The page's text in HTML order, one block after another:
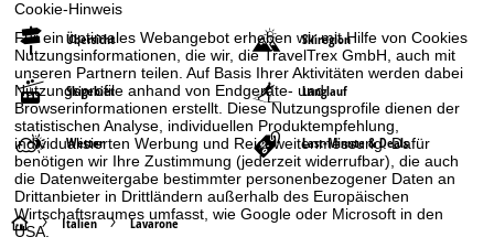
Cookie-Hinweis
Für ein optimales Webangebot erheben wir mit Hilfe von Cookies
Nutzungsinformationen, die wir, die TravelTrex GmbH, auch mit
unseren Partnern teilen. Auf Basis Ihrer Aktivitäten werden dabei
Nutzungsprofile anhand von Endgeräte- und
Browserinformationen erstellt. Diese Nutzungsprofile dienen der
statistischen Analyse, individuellen Produktempfehlung,
individualisierten Werbung und Reichweitenmessung. Dafür
benötigen wir Ihre Zustimmung (jederzeit widerrufbar), die auch
die Datenweitergabe bestimmter personenbezogener Daten an
Drittanbieter in Drittländern außerhalb des Europäischen
Wirtschaftsraumes umfasst, wie Google oder Microsoft in den
USA.
Übersicht Skiregion
Skigebiet Langlauf
Wetter Last-Minute & Deals
S Italien Lavarone